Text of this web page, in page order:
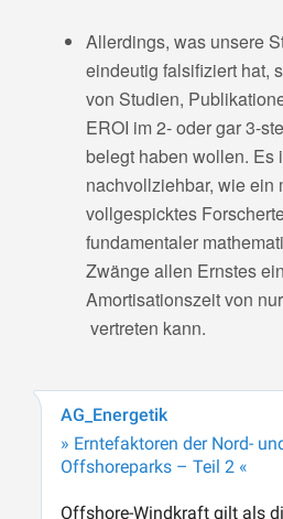
Allerdings, was unsere
eindeutig falsifiziert hat,
von Studien,
EROI im 2- oder gar 3-
belegt haben wollen. Es
nachvollziehbar, wie ein
vollgespicktes
fundamentaler
Zwänge allen Ernstes
Amortisationszeit von
vertreten kann.